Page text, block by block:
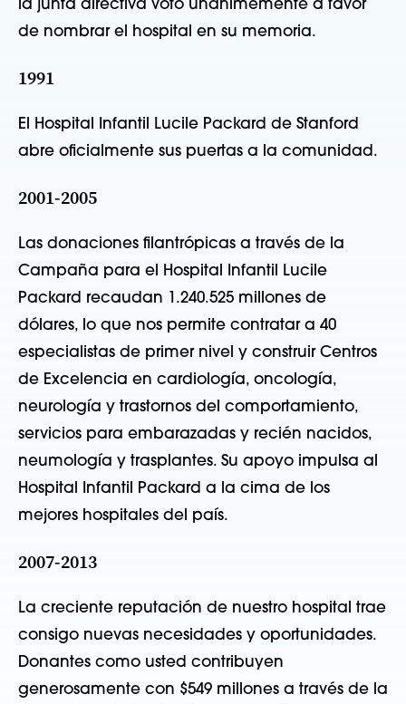
la junta directiva votó unánimemente a favor
de nombrar el hospital en su memoria.
1991
El Hospital Infantil Lucile Packard de Stanford
abre oficialmente sus puertas a la comunidad.
2001-2005
Las donaciones filantrópicas a través de la
Campaña para el Hospital Infantil Lucile
Packard recaudan 1.240.525 millones de
dólares, lo que nos permite contratar a 40
especialistas de primer nivel y construir Centros
de Excelencia en cardiología, oncología,
neurología y trastornos del comportamiento,
servicios para embarazadas y recién nacidos,
neumología y trasplantes. Su apoyo impulsa al
Hospital Infantil Packard a la cima de los
mejores hospitales del país.
2007-2013
La creciente reputación de nuestro hospital trae
consigo nuevas necesidades y oportunidades.
Donantes como usted contribuyen
generosamente con $549 millones a través de la